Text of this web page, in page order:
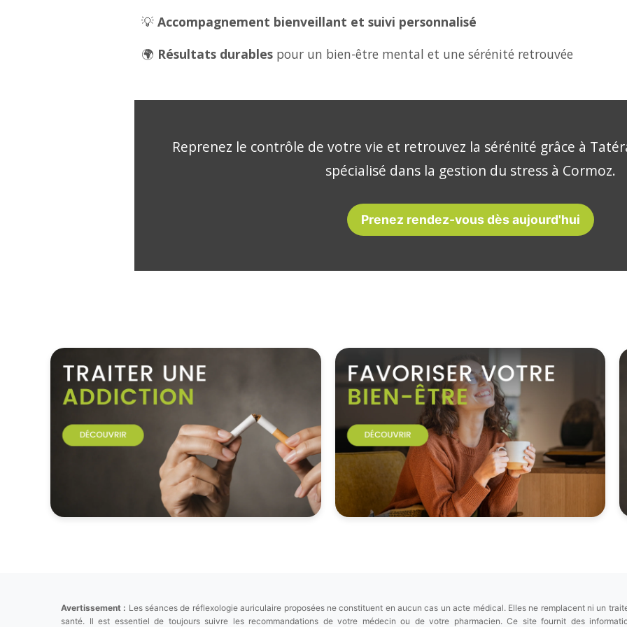
💡 Accompagnement bienveillant et suivi personnalisé
🌍 Résultats durables pour un bien-être mental et une sérénité retrouvée
Reprenez le contrôle de votre vie et retrouvez la sérénité grâce à
spécialisé dans la gestion du stress à Cormoz.
Prenez rendez-vous dès aujourd'hui
Avertissement : Les séances de réflexologie auriculaire proposées ne constituent en aucun cas un acte médical. Elles ne remplacent ni un
santé. Il est essentiel de toujours suivre les recommandations de votre médecin ou de votre pharmacien. Ce site fournit des